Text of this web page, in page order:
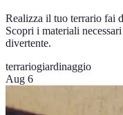
Realizza il tuo terrario fai
Scopri i materiali
divertente.
terrariogiardinaggio
Aug 6